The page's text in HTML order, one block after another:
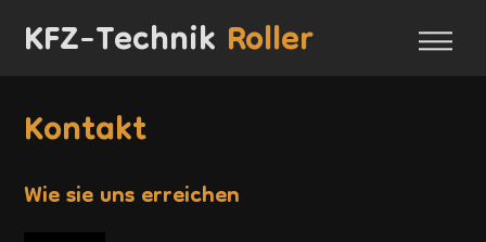
KFZ-TechnikRoller
Kontakt
Wie sie uns erreichen